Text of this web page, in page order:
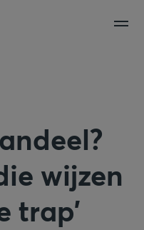
wijzen
trap’